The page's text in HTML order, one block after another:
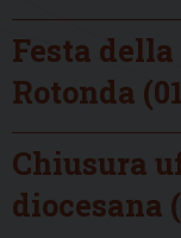
Festa
Rotonda
Chiusura
diocesana